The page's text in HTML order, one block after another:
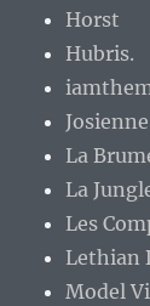
Horst
Hubris.
La
La
Les
Lethian
Model